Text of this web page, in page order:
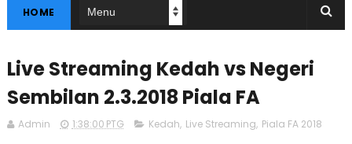
HOME
Live Streaming Kedah vs Negeri
Sembilan 2.3.2018 Piala FA
Admin 1:38:00 PTG Kedah, Live Streaming, Piala FA 2018